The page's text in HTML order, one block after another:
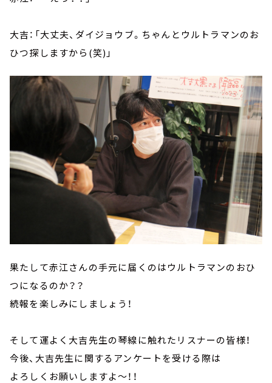
大吉：「大丈夫、ダイジョウブ。ちゃんとウルトラマンのお
ひつ探しますから(笑)」
果たして赤江さんの手元に届くのはウルトラマンのおひ
つになるのか？？
続報を楽しみにしましょう！
そして運よく大吉先生の琴線に触れたリスナーの皆様！
今後、大吉先生に関するアンケートを受ける際は
よろしくお願いしますよ～！！